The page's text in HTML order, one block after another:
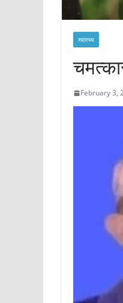
स्वास्थ्य
February 3,